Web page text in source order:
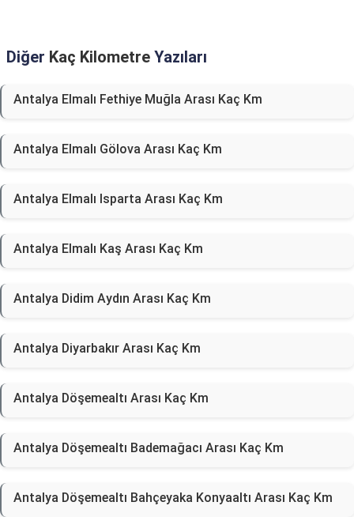
Diğer Kaç Kilometre Yazıları
Antalya Elmalı Fethiye Muğla Arası Kaç Km
Antalya Elmalı Gölova Arası Kaç Km
Antalya Elmalı Isparta Arası Kaç Km
Antalya Elmalı Kaş Arası Kaç Km
Antalya Didim Aydın Arası Kaç Km
Antalya Diyarbakır Arası Kaç Km
Antalya Döşemealtı Arası Kaç Km
Antalya Döşemealtı Bademağacı Arası Kaç Km
Antalya Döşemealtı Bahçeyaka Konyaaltı Arası Kaç Km